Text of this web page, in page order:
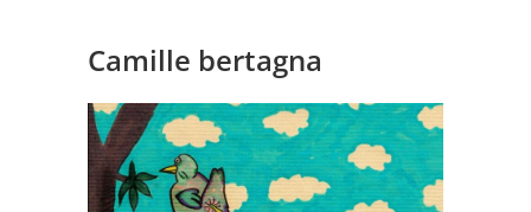
Camille bertagna